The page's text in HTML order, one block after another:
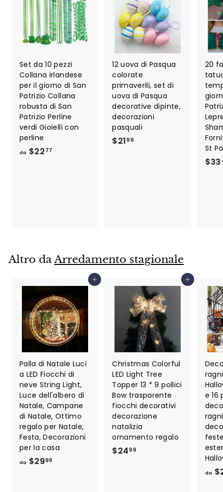
Set da 10 pezzi
Collana irlandese
per il giorno di San
Patrizio Collana
robusta di San
Patrizio Perline
verdi Gioielli con
perline
da $22 77
12 uova di Pasqua
colorate
primaverili, set di
uova di Pasqua
decorative dipinte,
decorazioni
pasquali
$2199
20
St
$33
Altro daArredamento stagionale
Aggiungi al carrello
Palla di Natale Luci
a LED Fiocchi di
neve String Light,
Luce dell'albero di
Natale, Campane
di Natale, Ottimo
regalo per Natale,
Festa, Decorazioni
per la casa
da $2999
Aggiungi al carrello
Christmas Colorful
LED Light Tree
Topper 13 * 9 pollici
Bow trasparente
fiocchi decorativi
decorazione
natalizia
ornamento regalo
$2499
e 16
da